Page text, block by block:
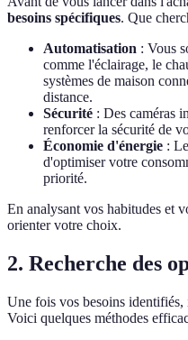
besoins spécifiques. Que
Automatisation : Vous
comme l'éclairage, le
systèmes de maison
distance.
Sécurité : Des caméras
renforcer la sécurité de
Économie d'énergie :
d'optimiser votre
priorité.
En analysant vos habitudes et
orienter votre choix.
2. Recherche des
Une fois vos besoins identifiés,
Voici quelques méthodes